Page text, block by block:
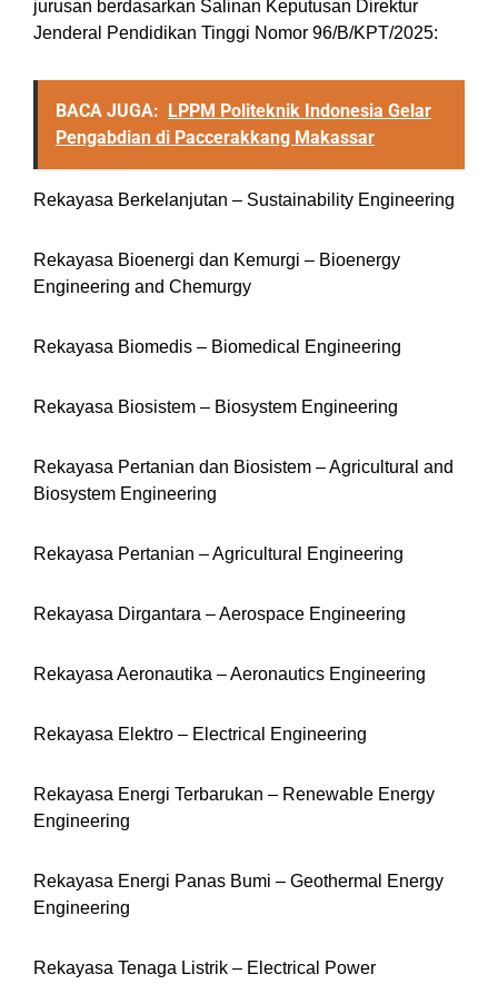
jurusan berdasarkan Salinan Keputusan Direktur
Jenderal Pendidikan Tinggi Nomor 96/B/KPT/2025:
BACA JUGA: LPPM Politeknik Indonesia Gelar
Pengabdian di Paccerakkang Makassar
Rekayasa Berkelanjutan – Sustainability Engineering
Rekayasa Bioenergi dan Kemurgi – Bioenergy
Engineering and Chemurgy
Rekayasa Biomedis – Biomedical Engineering
Rekayasa Biosistem – Biosystem Engineering
Rekayasa Pertanian dan Biosistem – Agricultural and
Biosystem Engineering
Rekayasa Pertanian – Agricultural Engineering
Rekayasa Dirgantara – Aerospace Engineering
Rekayasa Aeronautika – Aeronautics Engineering
Rekayasa Elektro – Electrical Engineering
Rekayasa Energi Terbarukan – Renewable Energy
Engineering
Rekayasa Energi Panas Bumi – Geothermal Energy
Engineering
Rekayasa Tenaga Listrik – Electrical Power